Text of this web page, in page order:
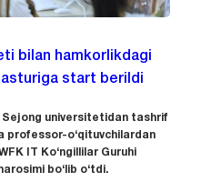
bilan hamkorlikdagi
start berildi
Sejong universitetidan tashrif
professor-o‘qituvchilardan
IT Ko‘ngillilar Guruhi
bo‘lib o‘tdi.